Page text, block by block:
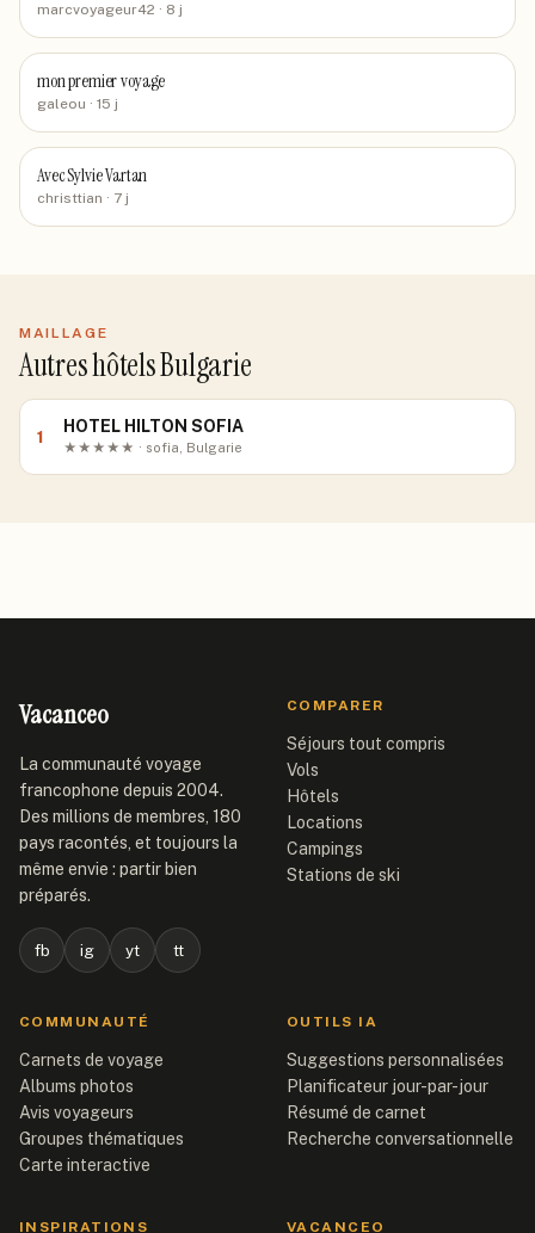
marcvoyageur42 · 8 j
mon premier voyage
galeou · 15 j
Avec Sylvie Vartan
christtian · 7 j
MAILLAGE
Autres hôtels Bulgarie
1
HOTEL HILTON SOFIA
★★★★★ · sofia, Bulgarie
Vacanceo
La communauté voyage
francophone depuis 2004.
Des millions de membres, 180
pays racontés, et toujours la
même envie : partir bien
préparés.
fb ig yt tt
COMPARER
Séjours tout compris
Vols
Hôtels
Locations
Campings
Stations de ski
COMMUNAUTÉ
Carnets de voyage
Albums photos
Avis voyageurs
Groupes thématiques
Carte interactive
OUTILS IA
Suggestions personnalisées
Planificateur jour-par-jour
Résumé de carnet
Recherche conversationnelle
INSPIRATIONS VACANCEO